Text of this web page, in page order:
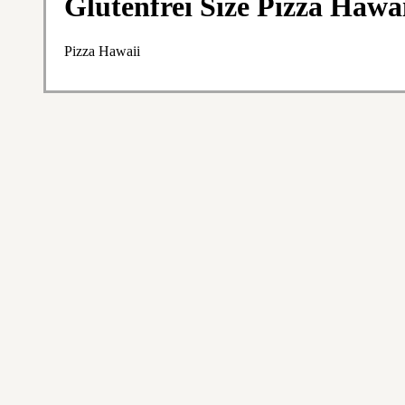
Glutenfrei Size Pizza
Pizza Hawaii